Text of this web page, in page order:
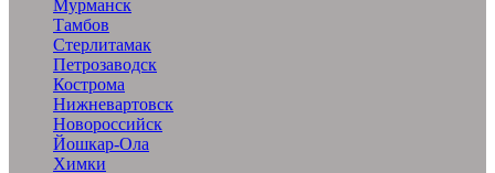
Мурманск
Тамбов
Стерлитамак
Петрозаводск
Кострома
Нижневартовск
Новороссийск
Йошкар-Ола
Химки